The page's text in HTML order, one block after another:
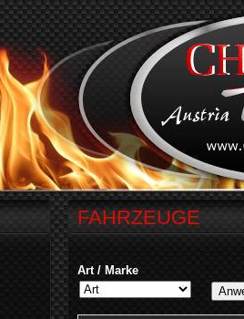
FAHRZEUGE
Art / Marke